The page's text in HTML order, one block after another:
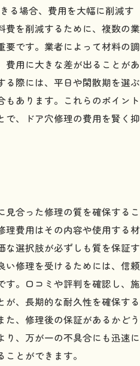
る場合、費用を大幅に削減す
費を削減するために、複数の業
要です。業者によって材料の調
費用に大きな差が出ることがあ
る際には、平日や閑散期を選ぶ
もあります。これらのポイント
で、ドア穴修理の費用を賢く抑
見合った修理の質を確保するこ
理費用はその内容や使用する材
な選択肢が必ずしも質を保証す
い修理を受けるためには、信頼
す。口コミや評判を確認し、施
が、長期的な耐久性を確保する
た、修理後の保証があるかどう
り、万が一の不具合にも迅速に
とができます。